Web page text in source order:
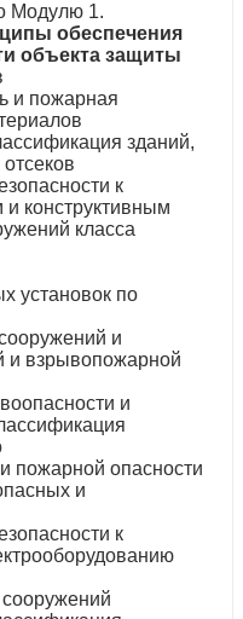
Модулю 1.
обеспечения
объекта защиты
и пожарная
зданий,
к
конструктивным
класса
установок по
и
и взрывопожарной
и
пожарной опасности
и
к